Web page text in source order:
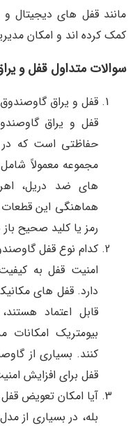
مانند قفل های دیجیتال
کمک کرده اند و امکان
سوالات متداول قفل و
قفل و یراق
قفل و یراق
حفاظتی است که در
مجموعه معمولاً
های ضد دریل،
هماهنگی این
رمز یا کلید صحیح
کدام نوع قفل
امنیت قفل به
دارد. قفل های
قابل اعتماد
بیومتریک
کنند. بسیاری از
قفل برای افزایش
آیا امکان تعویض
بله، در بسیاری از